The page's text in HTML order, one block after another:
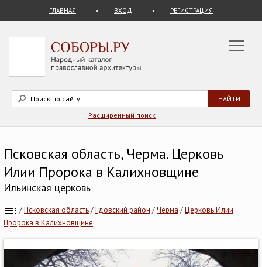
ГЛАВНАЯ ВХОД РЕГИСТРАЦИЯ
Расширенный поиск
Псковская область, Черма. Церковь
Илии Пророка в Калихновщине
Ильинская церковь
/Псковская область/Гдовский район /Черма /Церковь Илии
Пророка в Калихновщине